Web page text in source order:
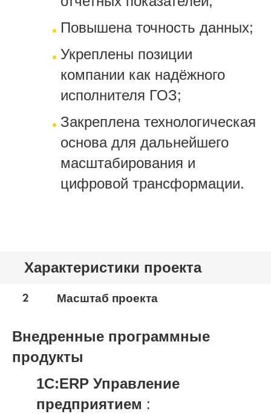
Повышена точность данных;
Укреплены позиции
компании как надёжного
исполнителя ГОЗ;
Закреплена технологическая
основа для дальнейшего
масштабирования и
цифровой трансформации.
Характеристики проекта
2 Масштаб проекта
Внедренные программные
продукты
1С:ERP Управление
предприятием :